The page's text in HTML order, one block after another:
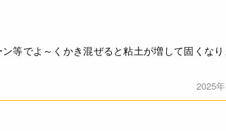
お早めにご使用ください。
等でよ～くかき混ぜると粘土が増して固くな
2025